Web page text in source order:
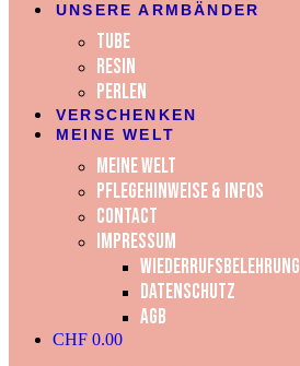
UNSERE ARMBÄNDER
Tube
Resin
Perlen
VERSCHENKEN
MEINE WELT
Meine Welt
Pflegehinweise & Infos
Contact
Impressum
Wiederrufsbelehrung
Datenschutz
AGB
CHF 0.00